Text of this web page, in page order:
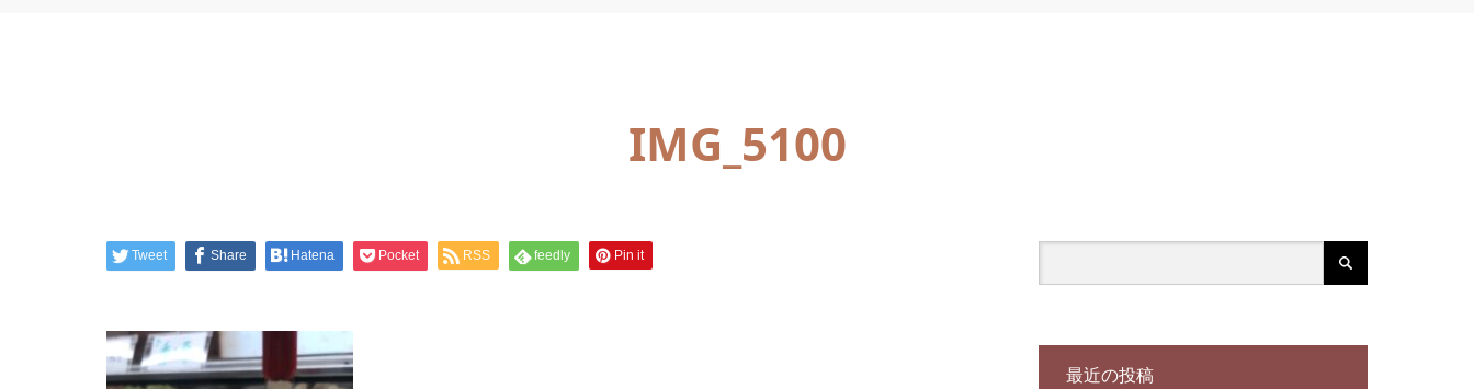
IMG_5100
Tweet Share Hatena Pocket RSS feedly Pin it
最近の投稿